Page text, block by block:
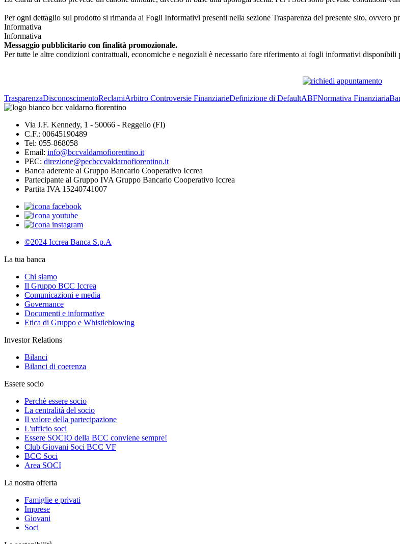
Per ogni dettaglio sul prodotto si rimanda ai Fogli Informativi presenti nella sezione Trasparenza del presente sito, ovvero
Informativa
Informativa
Messaggio pubblicitario con finalità promozionale.
Per tutte le altre condizioni contrattuali, economiche e negoziali è necessario fare riferimento ai fogli informativi disponibili
TrasparenzaDisconoscimentoReclamiArbitro Controversie FinanziarieDefinizione di DefaultABFNormativa Finanziaria
Via J.F. Kennedy, 1 - 50066 - Reggello (FI)
C.F.: 00645190489
Tel: 055-868058
Email: info@bccvaldarnofiorentino.it
PEC: direzione@pecbccvaldarnofiorentino.it
Banca aderente al Gruppo Bancario Cooperativo Iccrea
Partecipante al Gruppo IVA Gruppo Bancario Cooperativo Iccrea
Partita IVA 15240741007
©2024 Iccrea Banca S.p.A
La tua banca
Chi siamo
Il Gruppo BCC Iccrea
Comunicazioni e media
Governance
Documenti e informative
Etica di Gruppo e Whistleblowing
Investor Relations
Bilanci
Bilanci di coerenza
Essere socio
Perchè essere socio
La centralità del socio
Il valore della partecipazione
L'ufficio soci
Essere SOCIO della BCC conviene sempre!
Club Giovani Soci BCC VF
BCC Soci
Area SOCI
La nostra offerta
Famiglie e privati
Imprese
Giovani
Soci